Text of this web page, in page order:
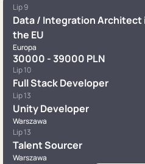
Lip 9
Data / Integration Architect
the EU
Europa
30000 - 39000 PLN
Lip 10
Full Stack Developer
Lip 13
Unity Developer
Warszawa
Lip 13
Talent Sourcer
Warszawa